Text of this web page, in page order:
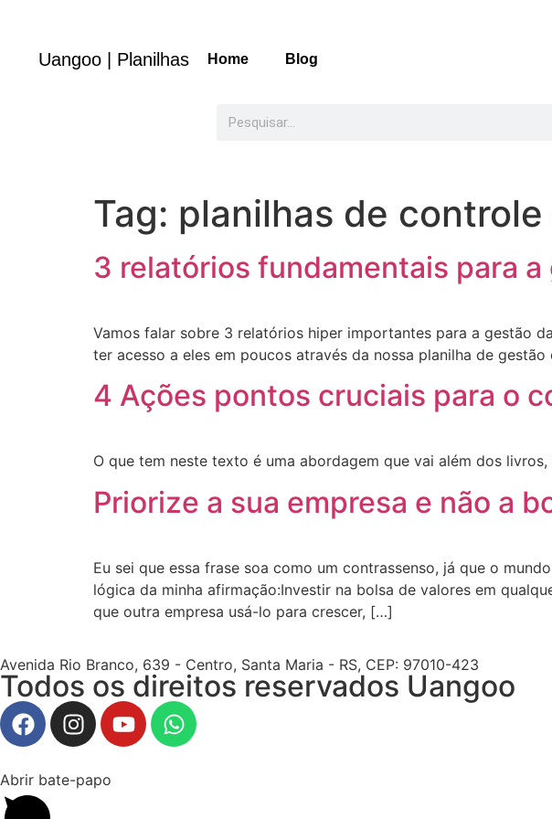
Uangoo | Planilhas Home Blog
Tag: planilhas de
3 relatórios fundamentais para a
Vamos falar sobre 3 relatórios hiper importantes para a gestão
ter acesso a eles em poucos através da nossa planilha de
4 Ações pontos cruciais para o
O que tem neste texto é uma abordagem que vai além dos
Priorize a sua empresa e não a
Eu sei que essa frase soa como um contrassenso, já que o
lógica da minha afirmação:Investir na bolsa de valores em
que outra empresa usá-lo para crescer, […]
Avenida Rio Branco, 639 - Centro, Santa Maria - RS, CEP: 97010-423
Todos os direitos reservados Uangoo
Abrir bate-papo